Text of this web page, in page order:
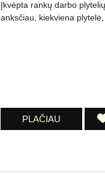
Įkvėpta rankų darbo
anksčiau, kiekviena plytelė,
PLAČIAU